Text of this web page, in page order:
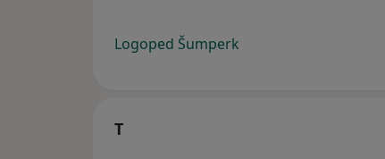
Logoped Šumperk
T